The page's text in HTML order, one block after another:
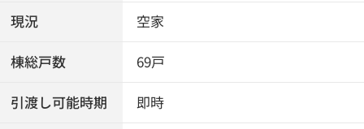
現況 空家
棟総戸数 69戸
引渡し可能時期 即時